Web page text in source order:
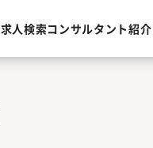
求人検索コンサルタント紹介